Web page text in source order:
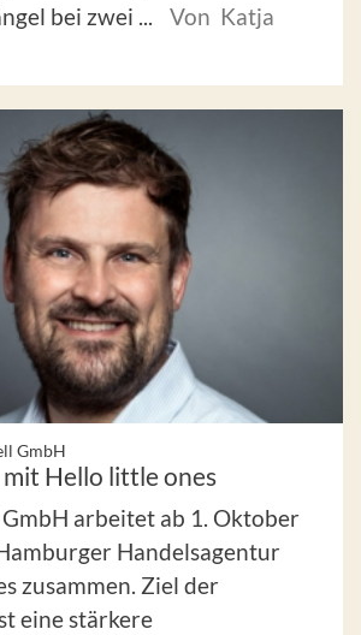
bei zwei ...
Von Katja
GmbH
Hello little ones
arbeitet ab 1. Oktober
Handelsagentur
zusammen. Ziel der
eine stärkere